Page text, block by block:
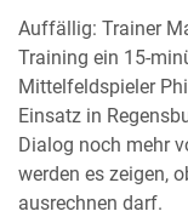
Auffällig: Trainer
Training ein 15-
Mittelfeldspieler
Einsatz in
Dialog noch mehr
werden es zeigen,
ausrechnen darf.